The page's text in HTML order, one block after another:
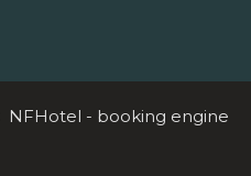
NFHotel - booking engine